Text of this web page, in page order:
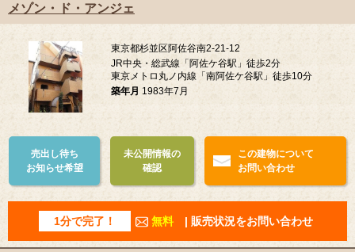
メゾン・ド・アンジェ
東京都杉並区阿佐谷南2-21-12
JR中央・総武線「阿佐ケ谷駅」徒歩2分
東京メトロ丸ノ内線「南阿佐ケ谷駅」徒歩10分
築年月 1983年7月
売出し待ち
お知らせ希望
未公開情報の
確認
この建物について
お問い合わせ
1分で完了！ 無料 | 販売状況をお問い合わせ